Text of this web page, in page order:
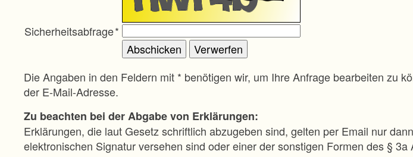
Sicherheitsabfrage*
Die Angaben in den Feldern mit * benötigen wir, um Ihre Anfrage bearbeiten zu
der E-Mail-Adresse.
Zu beachten bei der Abgabe von Erklärungen:
Erklärungen, die laut Gesetz schriftlich abzugeben sind, gelten per Email nur
elektronischen Signatur versehen sind oder einer der sonstigen Formen des §